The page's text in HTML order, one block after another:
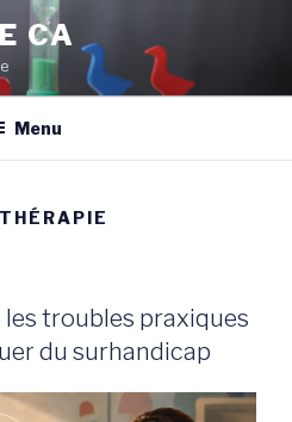
CA
Menu
troubles praxiques
du surhandicap